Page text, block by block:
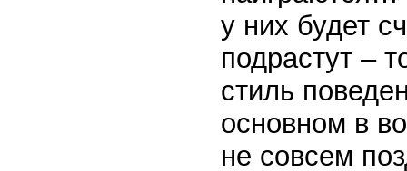
у них будет
подрастут –
стиль
основном в
не совсем